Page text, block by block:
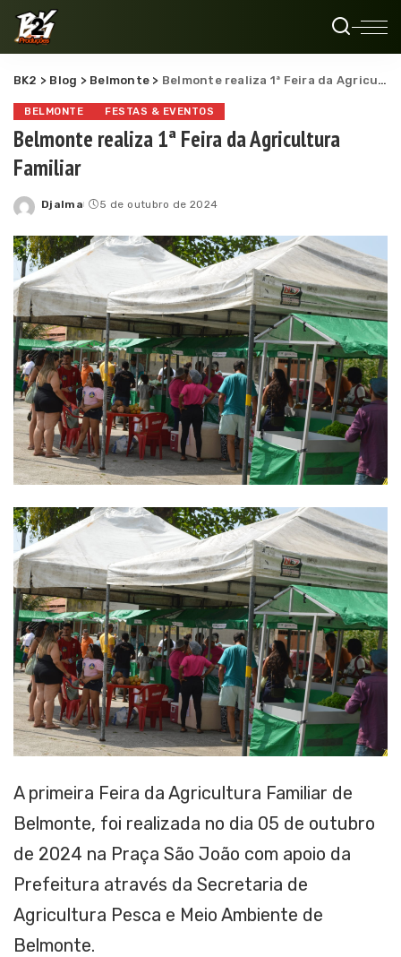
BK2 > Blog > Belmonte > Belmonte realiza 1ª Feira da Agricultura Familiar
BELMONTE FESTAS & EVENTOS
Belmonte realiza 1ª Feira da Agricultura
Familiar
Posted
Djalma 5 de outubro de 2024
A primeira Feira da Agricultura Familiar de
Belmonte, foi realizada no dia 05 de outubro
de 2024 na Praça São João com apoio da
Prefeitura através da Secretaria de
Agricultura Pesca e Meio Ambiente de
Belmonte.